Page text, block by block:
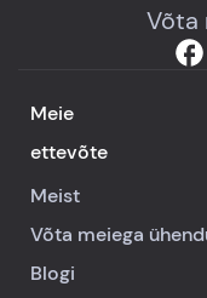
Võta
Meie
ettevõte
Meist
Võta meiega
Blogi